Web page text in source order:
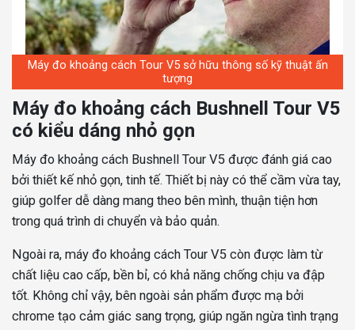
Máy đo khoảng cách Tour V5 sở hữu thông số kỹ thuật ấn
tượng
Máy đo khoảng cách Bushnell Tour V5
có kiểu dáng nhỏ gọn
Máy đo khoảng cách Bushnell Tour V5 được đánh giá cao
bởi thiết kế nhỏ gọn, tinh tế. Thiết bị này có thể cầm vừa tay,
giúp golfer dễ dàng mang theo bên mình, thuận tiện hơn
trong quá trình di chuyển và bảo quản.
Ngoài ra, máy đo khoảng cách Tour V5 còn được làm từ
chất liệu cao cấp, bền bỉ, có khả năng chống chịu va đập
tốt. Không chỉ vậy, bên ngoài sản phẩm được mạ bởi
chrome tạo cảm giác sang trọng, giúp ngăn ngừa tình trạng